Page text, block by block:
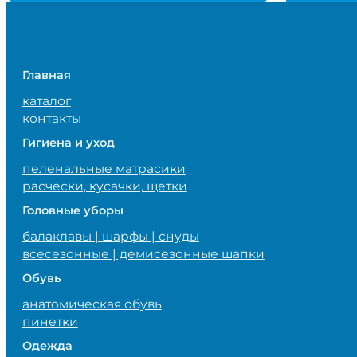
1,125,000 сум.
Главная
каталог
контакты
Гигиена и уход
пеленальные матрасики
расчески, кусачки, щетки
Головные уборы
балаклавы | шарфы | снуды
всесезонные | демисезонные шапки
Обувь
анатомическая обувь
пинетки
Одежда